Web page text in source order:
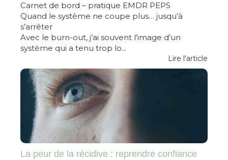
Carnet de bord – pratique EMDR PEPS
Quand le système ne coupe plus… jusqu’à
s’arrêter
Avec le burn-out, j’ai souvent l’image d’un
système qui a tenu trop lo...
Lire l'article
La peur de la récidive : reprendre confiance